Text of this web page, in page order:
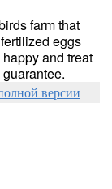
farm that
eggs
and treat
версии